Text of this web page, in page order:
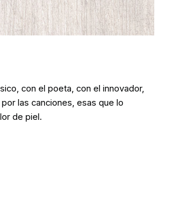
con el poeta, con el innovador,
las canciones, esas que lo
de piel.